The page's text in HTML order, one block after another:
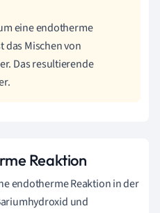
eine endotherme
das Mischen von
Das resultierende
Reaktion
endotherme Reaktion in der
und